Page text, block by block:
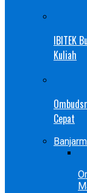
IBITEK
Kuliah
Cepat